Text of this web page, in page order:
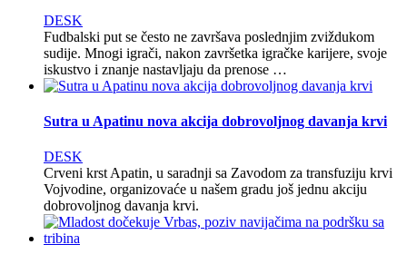
DESK
Fudbalski put se često ne završava poslednjim zviždukom
sudije. Mnogi igrači, nakon završetka igračke karijere, svoje
iskustvo i znanje nastavljaju da prenose …
Sutra u Apatinu nova akcija dobrovoljnog davanja krvi
DESK
Crveni krst Apatin, u saradnji sa Zavodom za transfuziju krvi
Vojvodine, organizovaće u našem gradu još jednu akciju
dobrovoljnog davanja krvi.